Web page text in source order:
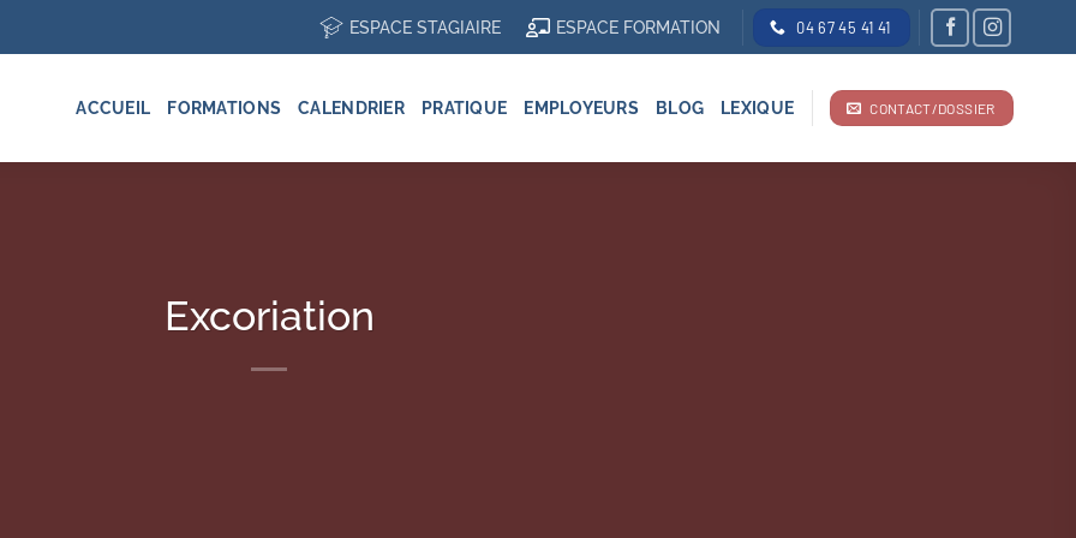
ESPACE STAGIAIRE ESPACE FORMATION 04 67 45 41 41
ACCUEIL FORMATIONS CALENDRIER PRATIQUE EMPLOYEURS BLOG LEXIQUE CONTACT/DOSSIER
Excoriation